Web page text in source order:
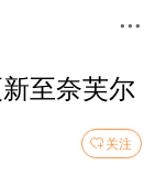
至奈芙尔
关注